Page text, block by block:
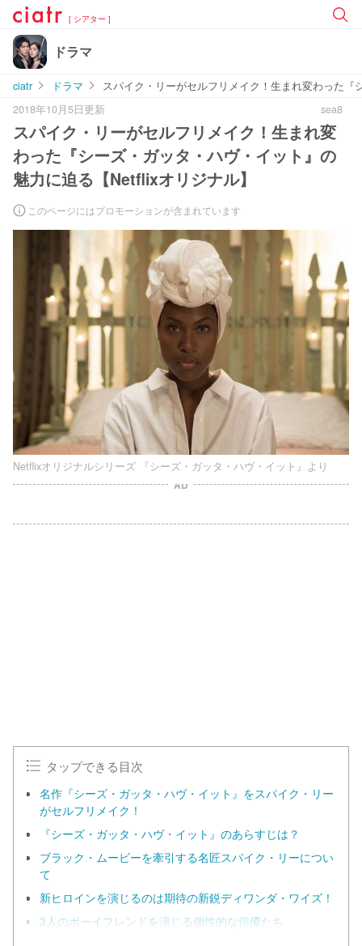
[ シアター ]
ドラマ
ciatr ドラマ
スパイク・リーがセルフリメイク！生まれ変わった
2018年10月5日更新
sea8
スパイク・リーがセルフリメイク！生まれ変
わった『シーズ・ガッタ・ハヴ・イット』の
魅力に迫る【Netflixオリジナル】
このページにはプロモーションが含まれています
Netflixオリジナルシリーズ 『シーズ・ガッタ・ハヴ・イット』より
AD
タップできる目次
名作『シーズ・ガッタ・ハヴ・イット』をスパイク・リー
がセルフリメイク！
『シーズ・ガッタ・ハヴ・イット』のあらすじは？
ブラック・ムービーを牽引する名匠スパイク・リーについ
て
新ヒロインを演じるのは期待の新鋭ディワンダ・ワイズ！
3人のボーイフレンドを演じる個性的な俳優たち